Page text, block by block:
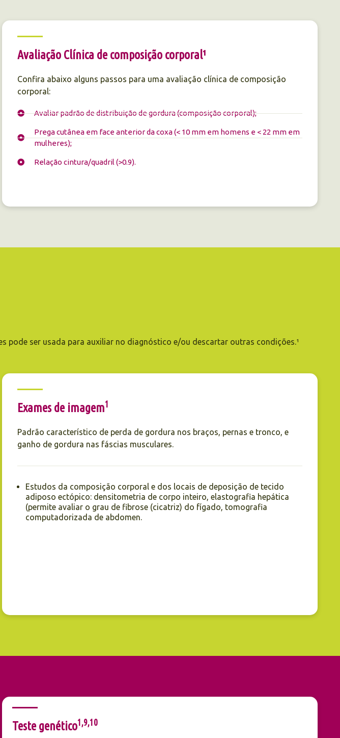
Avaliação Clínica de composição corporal¹
Confira abaixo alguns passos para uma avaliação clínica de composição
corporal:
Avaliar padrão de distribuição de gordura (composição corporal);
Prega cutânea em face anterior da coxa (< 10 mm em homens e < 22 mm em
mulheres);
Relação cintura/quadril (>0.9).
ser usada para auxiliar no diagnóstico e/ou descartar outras condições.¹
Exames de imagem1
Padrão característico de perda de gordura nos braços, pernas e tronco, e
ganho de gordura nas fáscias musculares.
Estudos da composição corporal e dos locais de deposição de tecido
adiposo ectópico: densitometria de corpo inteiro, elastografia hepática
(permite avaliar o grau de fibrose (cicatriz) do fígado, tomografia
computadorizada de abdomen.
Teste genético1,9,10